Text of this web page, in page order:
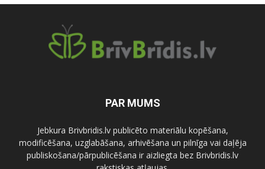
PAR MUMS
Jebkura Brivbridis.lv publicēto materiālu kopēšana,
modificēšana, uzglabāšana, arhivēšana un pilnīga vai daļēja
publiskošana/pārpublicēšana ir aizliegta bez Brivbridis.lv